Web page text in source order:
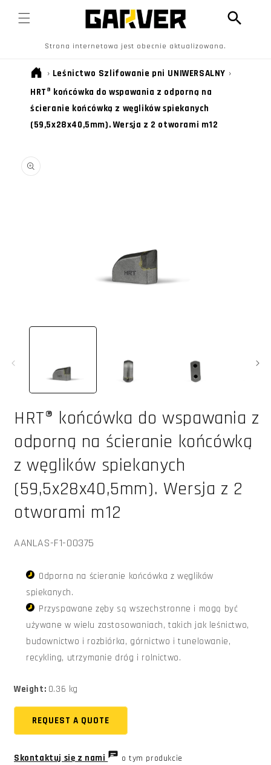
DO
TREŚCI
Strona internetowa jest obecnie aktualizowana.
› Leśnictwo Szlifowanie pni UNIWERSALNY ›
HRT® końcówka do wspawania z odporną na
ścieranie końcówką z węglików spiekanych
(59,5x28x40,5mm). Wersja z 2 otworami m12
INFORMACJI
multimedia
modalnym
HRT® końcówka do wspawania z
odporną na ścieranie końcówką
z węglików spiekanych
(59,5x28x40,5mm). Wersja z 2
otworami m12
SKU:
AANLAS-F1-00375
Odporna na ścieranie końcówka z węglików
spiekanych.
Przyspawane zęby są wszechstronne i mogą być
używane w wielu zastosowaniach, takich jak leśnictwo,
budownictwo i rozbiórka, górnictwo i tunelowanie,
recykling, utrzymanie dróg i rolnictwo.
Weight: 0.36 kg
REQUEST A QUOTE
Skontaktuj się z nami o tym produkcie